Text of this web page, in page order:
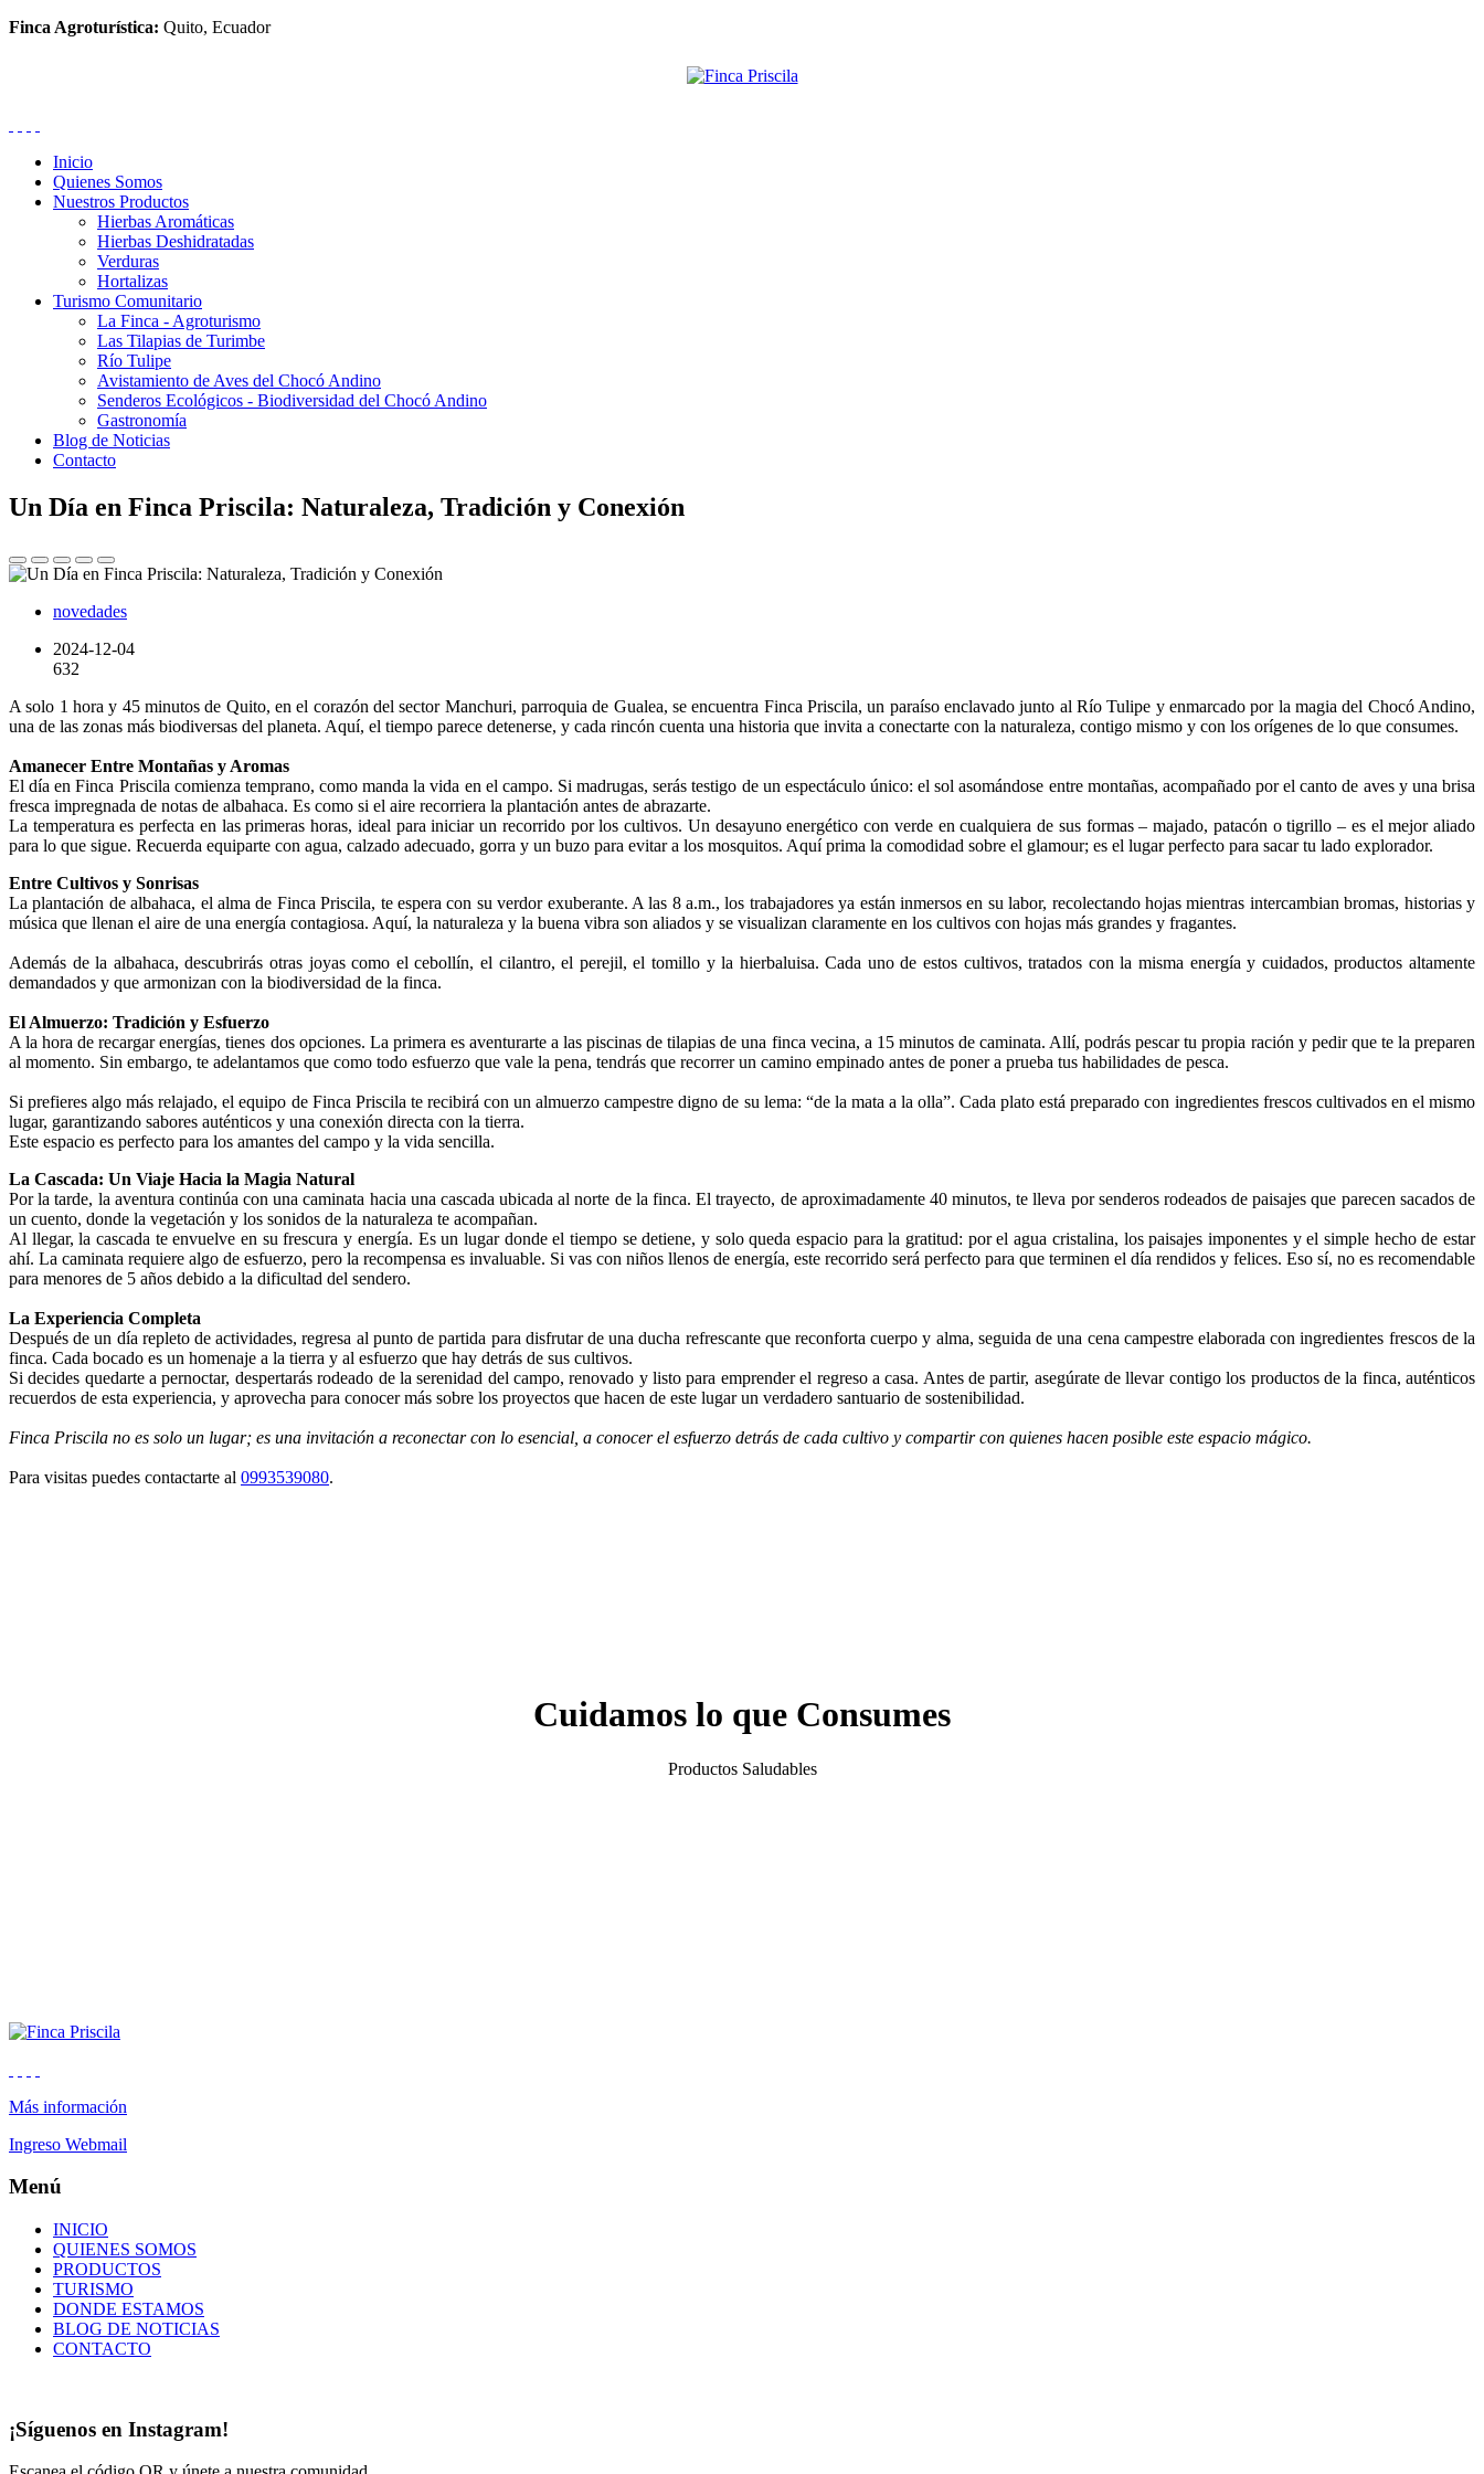
Finca Agroturística: Quito, Ecuador
Inicio
Quienes Somos
Nuestros Productos
Hierbas Aromáticas
Hierbas Deshidratadas
Verduras
Hortalizas
Turismo Comunitario
La Finca - Agroturismo
Las Tilapias de Turimbe
Río Tulipe
Avistamiento de Aves del Chocó Andino
Senderos Ecológicos - Biodiversidad del Chocó Andino
Gastronomía
Blog de Noticias
Contacto
Un Día en Finca Priscila: Naturaleza, Tradición y Conexión
novedades
2024-12-04
632
A solo 1 hora y 45 minutos de Quito, en el corazón del sector Manchuri, parroquia de Gualea, se encuentra Finca Priscila, un paraíso enclavado junto al Río Tulipe y enmarcado por la magia del Chocó Andino,
una de las zonas más biodiversas del planeta. Aquí, el tiempo parece detenerse, y cada rincón cuenta una historia que invita a conectarte con la naturaleza, contigo mismo y con los orígenes de lo que consumes.
Amanecer Entre Montañas y Aromas
El día en Finca Priscila comienza temprano, como manda la vida en el campo. Si madrugas, serás testigo de un espectáculo único: el sol asomándose entre montañas, acompañado por el canto de aves y una brisa
fresca impregnada de notas de albahaca. Es como si el aire recorriera la plantación antes de abrazarte.
La temperatura es perfecta en las primeras horas, ideal para iniciar un recorrido por los cultivos. Un desayuno energético con verde en cualquiera de sus formas – majado, patacón o tigrillo – es el mejor aliado
para lo que sigue. Recuerda equiparte con agua, calzado adecuado, gorra y un buzo para evitar a los mosquitos. Aquí prima la comodidad sobre el glamour; es el lugar perfecto para sacar tu lado explorador.
Entre Cultivos y Sonrisas
La plantación de albahaca, el alma de Finca Priscila, te espera con su verdor exuberante. A las 8 a.m., los trabajadores ya están inmersos en su labor, recolectando hojas mientras intercambian bromas, historias y
música que llenan el aire de una energía contagiosa. Aquí, la naturaleza y la buena vibra son aliados y se visualizan claramente en los cultivos con hojas más grandes y fragantes.
Además de la albahaca, descubrirás otras joyas como el cebollín, el cilantro, el perejil, el tomillo y la hierbaluisa. Cada uno de estos cultivos, tratados con la misma energía y cuidados, productos altamente
demandados y que armonizan con la biodiversidad de la finca.
El Almuerzo: Tradición y Esfuerzo
A la hora de recargar energías, tienes dos opciones. La primera es aventurarte a las piscinas de tilapias de una finca vecina, a 15 minutos de caminata. Allí, podrás pescar tu propia ración y pedir que te la preparen
al momento. Sin embargo, te adelantamos que como todo esfuerzo que vale la pena, tendrás que recorrer un camino empinado antes de poner a prueba tus habilidades de pesca.
Si prefieres algo más relajado, el equipo de Finca Priscila te recibirá con un almuerzo campestre digno de su lema: “de la mata a la olla”. Cada plato está preparado con ingredientes frescos cultivados en el mismo
lugar, garantizando sabores auténticos y una conexión directa con la tierra.
Este espacio es perfecto para los amantes del campo y la vida sencilla.
La Cascada: Un Viaje Hacia la Magia Natural
Por la tarde, la aventura continúa con una caminata hacia una cascada ubicada al norte de la finca. El trayecto, de aproximadamente 40 minutos, te lleva por senderos rodeados de paisajes que parecen sacados de
un cuento, donde la vegetación y los sonidos de la naturaleza te acompañan.
Al llegar, la cascada te envuelve en su frescura y energía. Es un lugar donde el tiempo se detiene, y solo queda espacio para la gratitud: por el agua cristalina, los paisajes imponentes y el simple hecho de estar
ahí. La caminata requiere algo de esfuerzo, pero la recompensa es invaluable. Si vas con niños llenos de energía, este recorrido será perfecto para que terminen el día rendidos y felices. Eso sí, no es recomendable
para menores de 5 años debido a la dificultad del sendero.
La Experiencia Completa
Después de un día repleto de actividades, regresa al punto de partida para disfrutar de una ducha refrescante que reconforta cuerpo y alma, seguida de una cena campestre elaborada con ingredientes frescos de la
finca. Cada bocado es un homenaje a la tierra y al esfuerzo que hay detrás de sus cultivos.
Si decides quedarte a pernoctar, despertarás rodeado de la serenidad del campo, renovado y listo para emprender el regreso a casa. Antes de partir, asegúrate de llevar contigo los productos de la finca, auténticos
recuerdos de esta experiencia, y aprovecha para conocer más sobre los proyectos que hacen de este lugar un verdadero santuario de sostenibilidad.
Finca Priscila no es solo un lugar; es una invitación a reconectar con lo esencial, a conocer el esfuerzo detrás de cada cultivo y compartir con quienes hacen posible este espacio mágico.
Para visitas puedes contactarte al 0993539080.
Cuidamos lo que Consumes
Productos Saludables
Más información
Ingreso Webmail
Menú
INICIO
QUIENES SOMOS
PRODUCTOS
TURISMO
DONDE ESTAMOS
BLOG DE NOTICIAS
CONTACTO
¡Síguenos en Instagram!